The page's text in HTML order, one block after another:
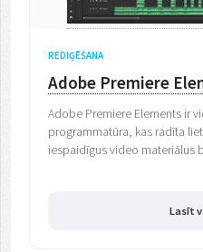
REDIĢĒŠANA
Adobe Premiere
Adobe Premiere Elements ir
programmatūra, kas radīta
iespaidīgus video materiālus
Lasīt